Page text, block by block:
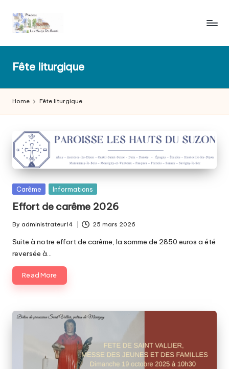
Skip
content
P
a
r
o
i
s
s
e
l
e
s
H
a
u
t
s
Fête liturgique
Home Fête liturgique
Posted
Carême Informations
Effort de carême 2026
Posted
by
By administrateur14 25 mars 2026
Suite à notre effort de carême, la somme de 2850 euros a été
reversée à…
Read More